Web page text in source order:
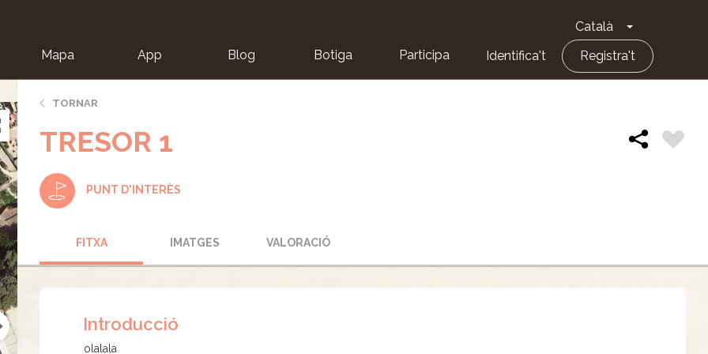
Català Toggle
Mapa App Blog Botiga Participa Identifica't Registra't
TORNAR
TRESOR 1
PUNT D'INTERÈS
FITXA IMATGES VALORACIÓ
Introducció
olalala